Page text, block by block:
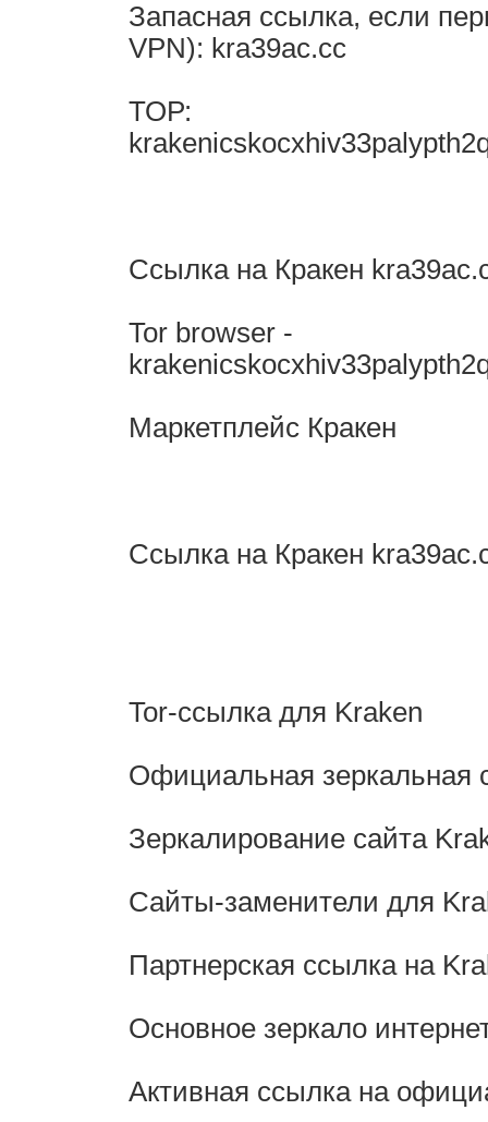
Запасная ссылка, если
VPN): kra39ac.cc
ТОР:
Ссылка на Кракен
Tor browser -
Маркетплейс Кракен
Ссылка на Кракен
Tor-ссылка для Kraken
Официальная зеркальная
Зеркалирование сайта
Сайты-заменители для
Партнерская ссылка на
Основное зеркало
Активная ссылка на